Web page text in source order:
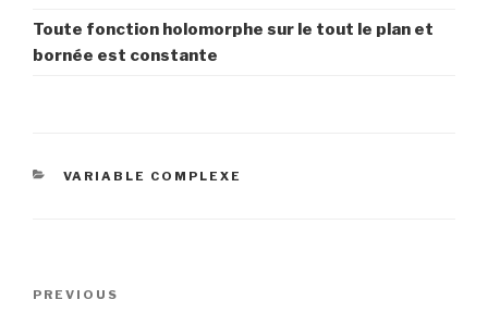
Toute fonction holomorphe sur le tout le plan et
bornée est constante
CATEGORIES
VARIABLE COMPLEXE
Previous
PREVIOUS